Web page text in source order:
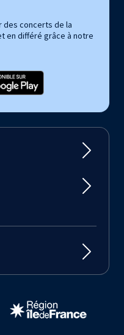
concerts de la
en différé grâce à notre
de Paris